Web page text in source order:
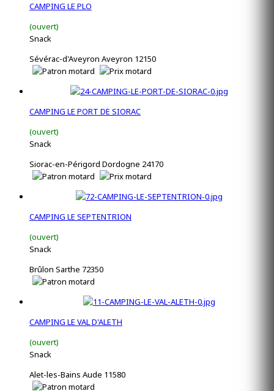
CAMPING LE PLO
(ouvert)
Snack
Sévérac-d'Aveyron Aveyron 12150
CAMPING LE PORT DE SIORAC
(ouvert)
Snack
Siorac-en-Périgord Dordogne 24170
CAMPING LE SEPTENTRION
(ouvert)
Snack
Brûlon Sarthe 72350
CAMPING LE VAL D'ALETH
(ouvert)
Snack
Alet-les-Bains Aude 11580